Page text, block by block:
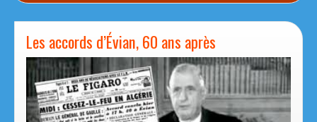
Les accords d’Évian, 60 ans après